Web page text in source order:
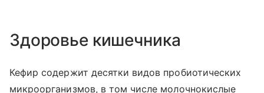
Здоровье кишечника
Кефир содержит десятки видов пробиотических
микроорганизмов, в том числе молочнокислые